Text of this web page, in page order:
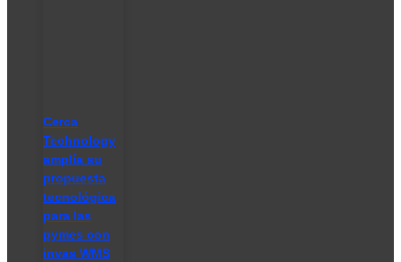
Cerca
Technology
amplía su
propuesta
tecnológica
para las
pymes con
invas WMS